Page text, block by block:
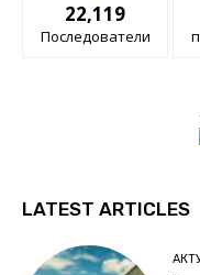
22,119
Последователи
LATEST ARTICLES